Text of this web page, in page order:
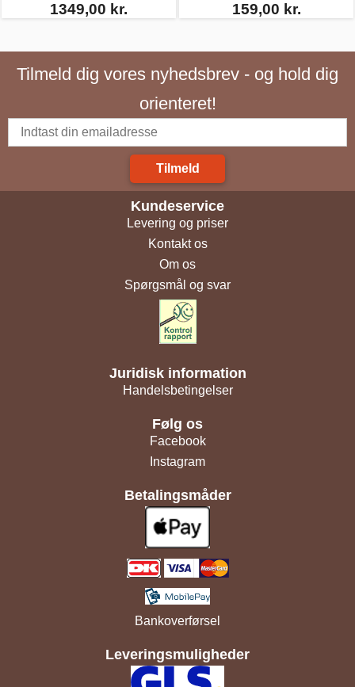
1349,00 kr. 159,00 kr.
Tilmeld dig vores nyhedsbrev - og hold dig
orienteret!
Tilmeld
Kundeservice
Levering og priser
Kontakt os
Om os
Spørgsmål og svar
Juridisk information
Handelsbetingelser
Følg os
Facebook
Instagram
Betalingsmåder
Bankoverførsel
Leveringsmuligheder